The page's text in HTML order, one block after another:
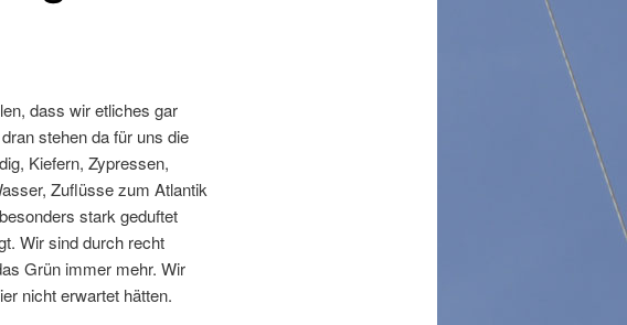
dass wir etliches gar
stehen da für uns die
Kiefern, Zypressen,
Zuflüsse zum Atlantik
stark geduftet
Wir sind durch recht
Grün immer mehr. Wir
nicht erwartet hätten.